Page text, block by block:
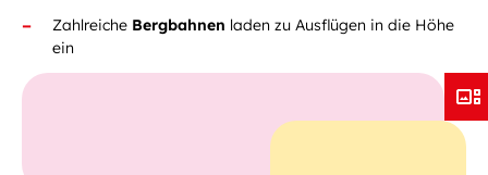
Zahlreiche Bergbahnen laden zu Ausflügen in die Höhe
ein